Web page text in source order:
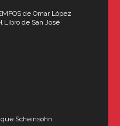
de Omar López
Libro de San José
Scheinsohn